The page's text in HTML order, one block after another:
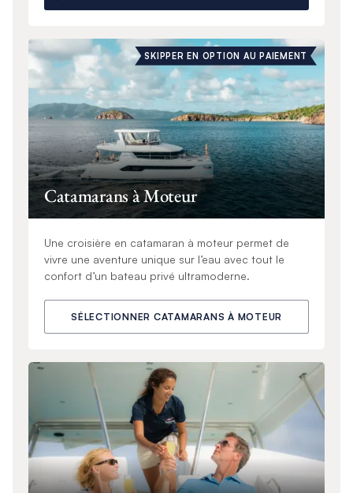
SKIPPER EN OPTION AU PAIEMENT
Catamarans à Moteur
Une croisière en catamaran à moteur permet de
vivre une aventure unique sur l’eau avec tout le
confort d’un bateau privé ultramoderne.
SÉLECTIONNER CATAMARANS À MOTEUR